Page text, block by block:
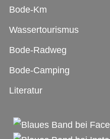
Bode-Km
Wassertourismus
Bode-Radweg
Bode-Camping
Literatur